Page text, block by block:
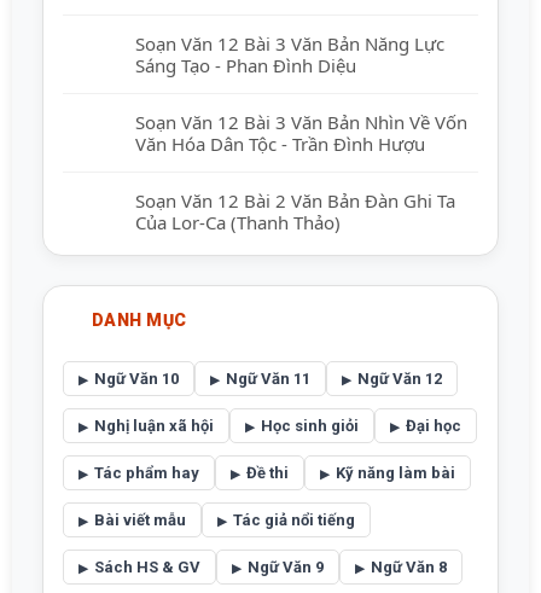
Soạn Văn 12 Bài 3 Văn Bản Năng Lực
Sáng Tạo - Phan Đình Diệu
Soạn Văn 12 Bài 3 Văn Bản Nhìn Về Vốn
Văn Hóa Dân Tộc - Trần Đình Hượu
Soạn Văn 12 Bài 2 Văn Bản Đàn Ghi Ta
Của Lor-Ca (Thanh Thảo)
DANH MỤC
Ngữ Văn 10 Ngữ Văn 11 Ngữ Văn 12
Nghị luận xã hội Học sinh giỏi Đại học
Tác phẩm hay Đề thi Kỹ năng làm bài
Bài viết mẫu Tác giả nổi tiếng
Sách HS & GV Ngữ Văn 9 Ngữ Văn 8